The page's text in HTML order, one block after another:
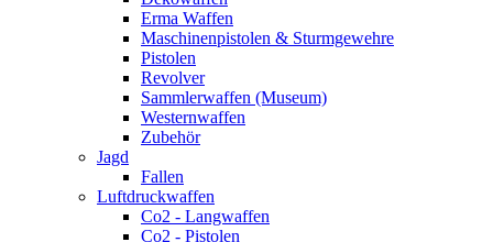
Erma Waffen
Maschinenpistolen & Sturmgewehre
Pistolen
Revolver
Sammlerwaffen (Museum)
Westernwaffen
Zubehör
Jagd
Fallen
Luftdruckwaffen
Co2 - Langwaffen
Co2 - Pistolen